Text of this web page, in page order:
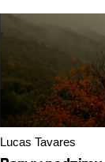
Lucas Tavares